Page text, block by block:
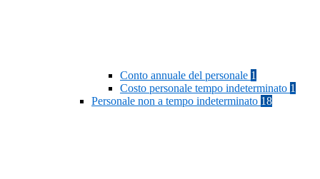
Conto annuale del personale 1
Costo personale tempo indeterminato 1
Personale non a tempo indeterminato 18